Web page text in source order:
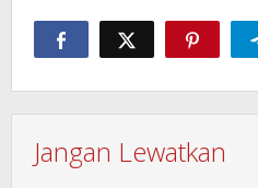
Jangan Lewatkan